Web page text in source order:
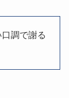
調で謝る